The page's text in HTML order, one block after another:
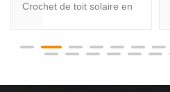
Crochet de toit solaire en
tuiles, différentes